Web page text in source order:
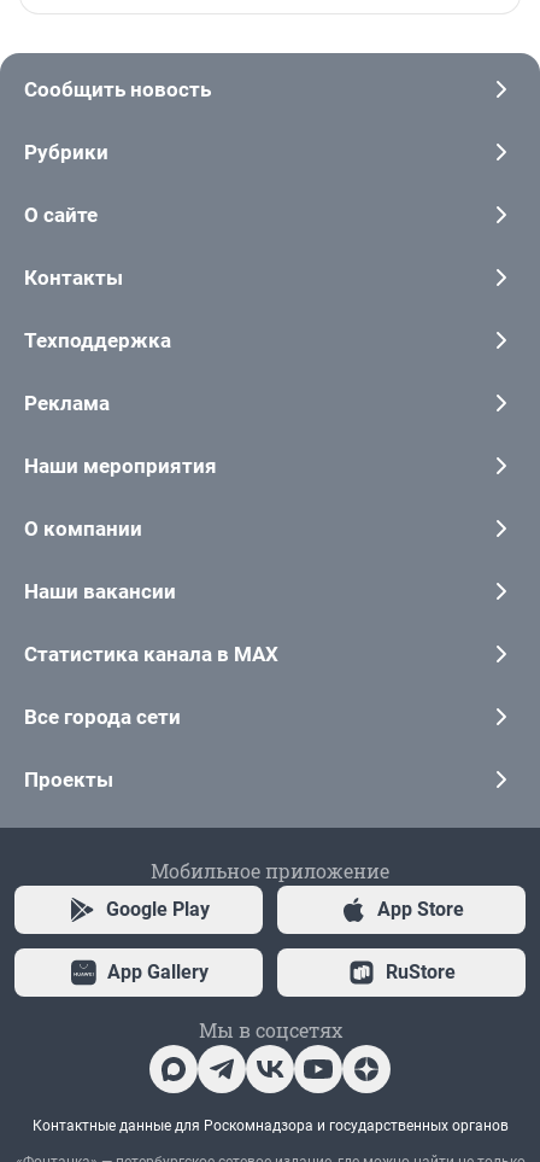
Сообщить новость
Рубрики
О сайте
Контакты
Техподдержка
Реклама
Наши мероприятия
О компании
Наши вакансии
Статистика канала в MAX
Все города сети
Проекты
Мобильное приложение
Google Play App Store
App Gallery RuStore
Мы в соцсетях
Контактные данные для Роскомнадзора и государственных органов